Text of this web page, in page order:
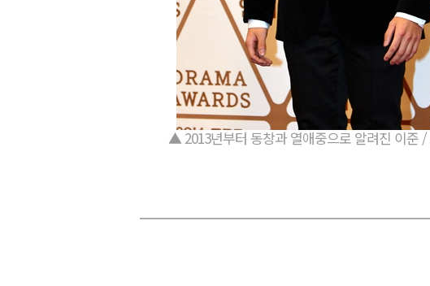
▲ 2013년부터 동창과 열애중으로 알려진 이준